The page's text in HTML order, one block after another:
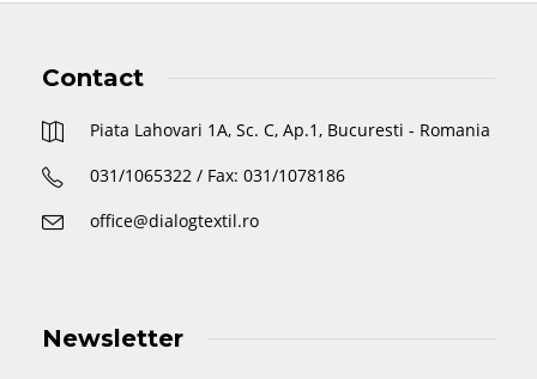
Contact
Piata Lahovari 1A, Sc. C, Ap.1, Bucuresti - Romania
031/1065322 / Fax: 031/1078186
office@dialogtextil.ro
Newsletter